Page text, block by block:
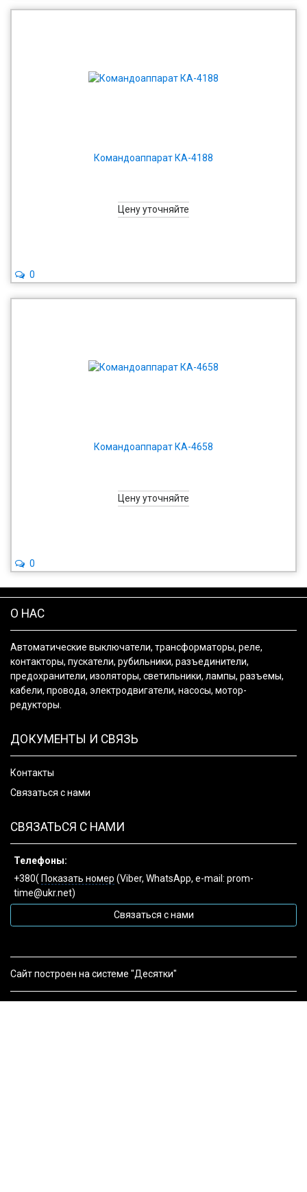
Командоаппарат КА-4188
Цену уточняйте
0
Командоаппарат КА-4658
Цену уточняйте
0
О НАС
Автоматические выключатели, трансформаторы, реле,
контакторы, пускатели, рубильники, разъединители,
предохранители, изоляторы, светильники, лампы, разъемы,
кабели, провода, электродвигатели, насосы, мотор-
редукторы.
ДОКУМЕНТЫ И СВЯЗЬ
Контакты
Связаться с нами
СВЯЗАТЬСЯ С НАМИ
Телефоны:
+380( Показать номер (Viber, WhatsApp, e-mail: prom-
time@ukr.net)
Связаться с нами
Сайт построен на системе "Десятки"